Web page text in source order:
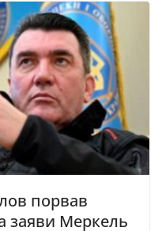
порвав
заяви Меркель